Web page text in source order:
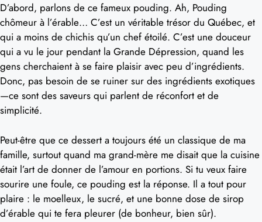
D’abord, parlons de ce fameux pouding. Ah, Pouding
chômeur à l’érable… C’est un véritable trésor du Québec, et
qui a moins de chichis qu’un chef étoilé. C’est une douceur
qui a vu le jour pendant la Grande Dépression, quand les
gens cherchaient à se faire plaisir avec peu d’ingrédients.
Donc, pas besoin de se ruiner sur des ingrédients exotiques
—ce sont des saveurs qui parlent de réconfort et de
simplicité.
Peut-être que ce dessert a toujours été un classique de ma
famille, surtout quand ma grand-mère me disait que la cuisine
était l’art de donner de l’amour en portions. Si tu veux faire
sourire une foule, ce pouding est la réponse. Il a tout pour
plaire : le moelleux, le sucré, et une bonne dose de sirop
d’érable qui te fera pleurer (de bonheur, bien sûr).